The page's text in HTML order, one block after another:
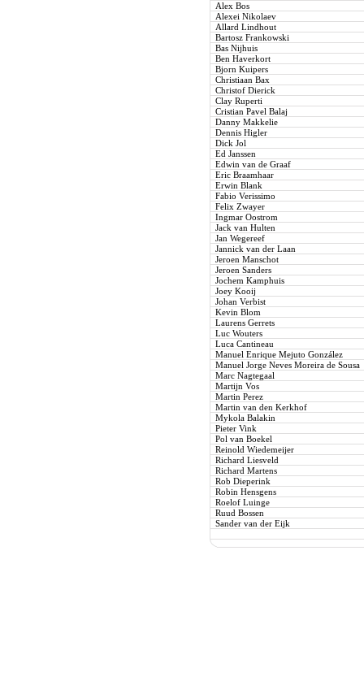
Alex Bos
Alexei Nikolaev
Allard Lindhout
Bartosz Frankowski
Bas Nijhuis
Ben Haverkort
Bjorn Kuipers
Christiaan Bax
Christof Dierick
Clay Ruperti
Cristian Pavel Balaj
Danny Makkelie
Dennis Higler
Dick Jol
Ed Janssen
Edwin van de Graaf
Eric Braamhaar
Erwin Blank
Fabio Verissimo
Felix Zwayer
Ingmar Oostrom
Jack van Hulten
Jan Wegereef
Jannick van der Laan
Jeroen Manschot
Jeroen Sanders
Jochem Kamphuis
Joey Kooij
Johan Verbist
Kevin Blom
Laurens Gerrets
Luc Wouters
Luca Cantineau
Manuel Enrique Mejuto González
Manuel Jorge Neves Moreira de Sousa
Marc Nagtegaal
Martijn Vos
Martin Perez
Martin van den Kerkhof
Mykola Balakin
Pieter Vink
Pol van Boekel
Reinold Wiedemeijer
Richard Liesveld
Richard Martens
Rob Dieperink
Robin Hensgens
Roelof Luinge
Ruud Bossen
Sander van der Eijk